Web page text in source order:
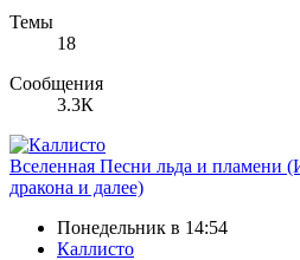
Темы
18
Сообщения
3.3К
Вселенная Песни льда и пламени
дракона и далее)
Понедельник в 14:54
Каллисто